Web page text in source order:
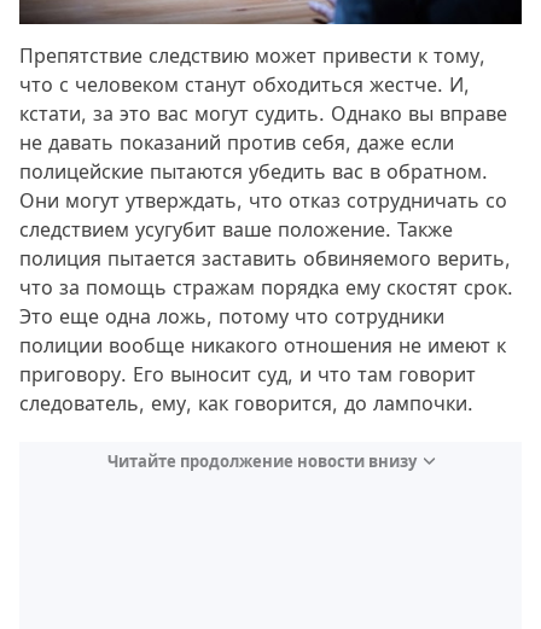
Препятствие следствию может привести к тому,
что с человеком станут обходиться жестче. И,
кстати, за это вас могут судить. Однако вы вправе
не давать показаний против себя, даже если
полицейские пытаются убедить вас в обратном.
Они могут утверждать, что отказ сотрудничать со
следствием усугубит ваше положение. Также
полиция пытается заставить обвиняемого верить,
что за помощь стражам порядка ему скостят срок.
Это еще одна ложь, потому что сотрудники
полиции вообще никакого отношения не имеют к
приговору. Его выносит суд, и что там говорит
следователь, ему, как говорится, до лампочки.
Читайте продолжение новости внизу